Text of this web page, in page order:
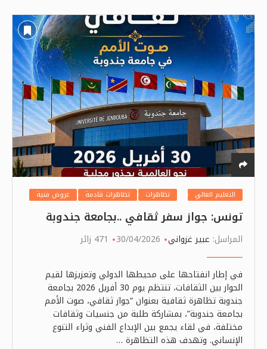
التعليم العالي تظاهرات تظاهرات قادمة عروض فنية
تونس: جواز سفر ثقافي ..بجامعة جندوبة
المراسل: عبير غزواني 30/04/2026 471 زائر
في إطار انفتاحها على محيطها الدولي وتعزيزها لقيم
الحوار بين الثقافات، تنتظم يوم 30 أفريل 2026 بجامعة
جندوبة تظاهرة ثقافية بعنوان “جواز ثقافي، صوت الأمم
بجامعة جندوبة”، بمشاركة طلبة من جنسيات وثقافات
مختلفة، في لقاء يجمع بين الإبداع الفني وثراء التنوع
الإنساني. وتهدف هذه التظاهرة …